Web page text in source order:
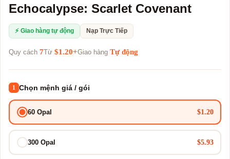
Echocalypse: Scarlet Covenant
⚡ Giao hàng tự động Nạp Trực Tiếp
Quy cách 7Từ $1.20+Giao hàng Tự động
1 Chọn mệnh giá / gói
60 Opal $1.20
300 Opal $5.93